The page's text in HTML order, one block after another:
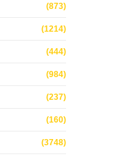
(873)
(1214)
(444)
(984)
(237)
(160)
(3748)